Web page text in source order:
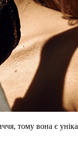
тому вона є